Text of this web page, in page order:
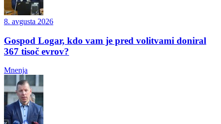
8. avgusta 2026
Gospod Logar, kdo vam je pred volitvami doniral
367 tisoč evrov?
Mnenja